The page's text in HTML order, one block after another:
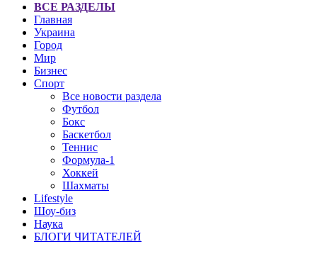
ВСЕ РАЗДЕЛЫ
Главная
Украина
Город
Мир
Бизнес
Спорт
Все новости раздела
Футбол
Бокс
Баскетбол
Теннис
Формула-1
Хоккей
Шахматы
Lifestyle
Шоу-биз
Наука
БЛОГИ ЧИТАТЕЛЕЙ